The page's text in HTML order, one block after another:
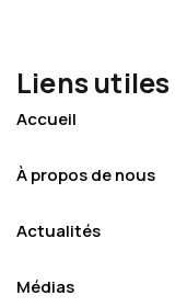
Liens utiles
Accueil
À propos de nous
Actualités
Médias